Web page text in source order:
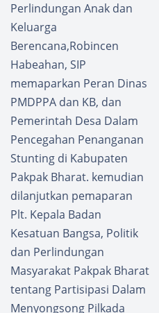
Perlindungan Anak dan
Keluarga
Berencana,Robincen
Habeahan, SIP
memaparkan Peran Dinas
PMDPPA dan KB, dan
Pemerintah Desa Dalam
Pencegahan Penanganan
Stunting di Kabupaten
Pakpak Bharat. kemudian
dilanjutkan pemaparan
Plt. Kepala Badan
Kesatuan Bangsa, Politik
dan Perlindungan
Masyarakat Pakpak Bharat
tentang Partisipasi Dalam
Menyongsong Pilkada